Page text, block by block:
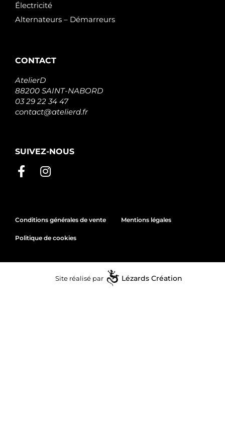
Électricité
Alternateurs – Démarreurs
CONTACT
AtelierD
88200 SAINT-NABORD
03 29 22 34 47
contact@atelierd.fr
SUIVEZ-NOUS
Conditions générales de vente Mentions légales
Politique de cookies
Site réalisé par Lézards Création